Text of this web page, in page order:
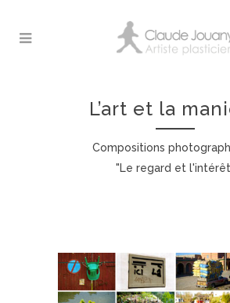
L’art et la
Compositions
"Le regard et